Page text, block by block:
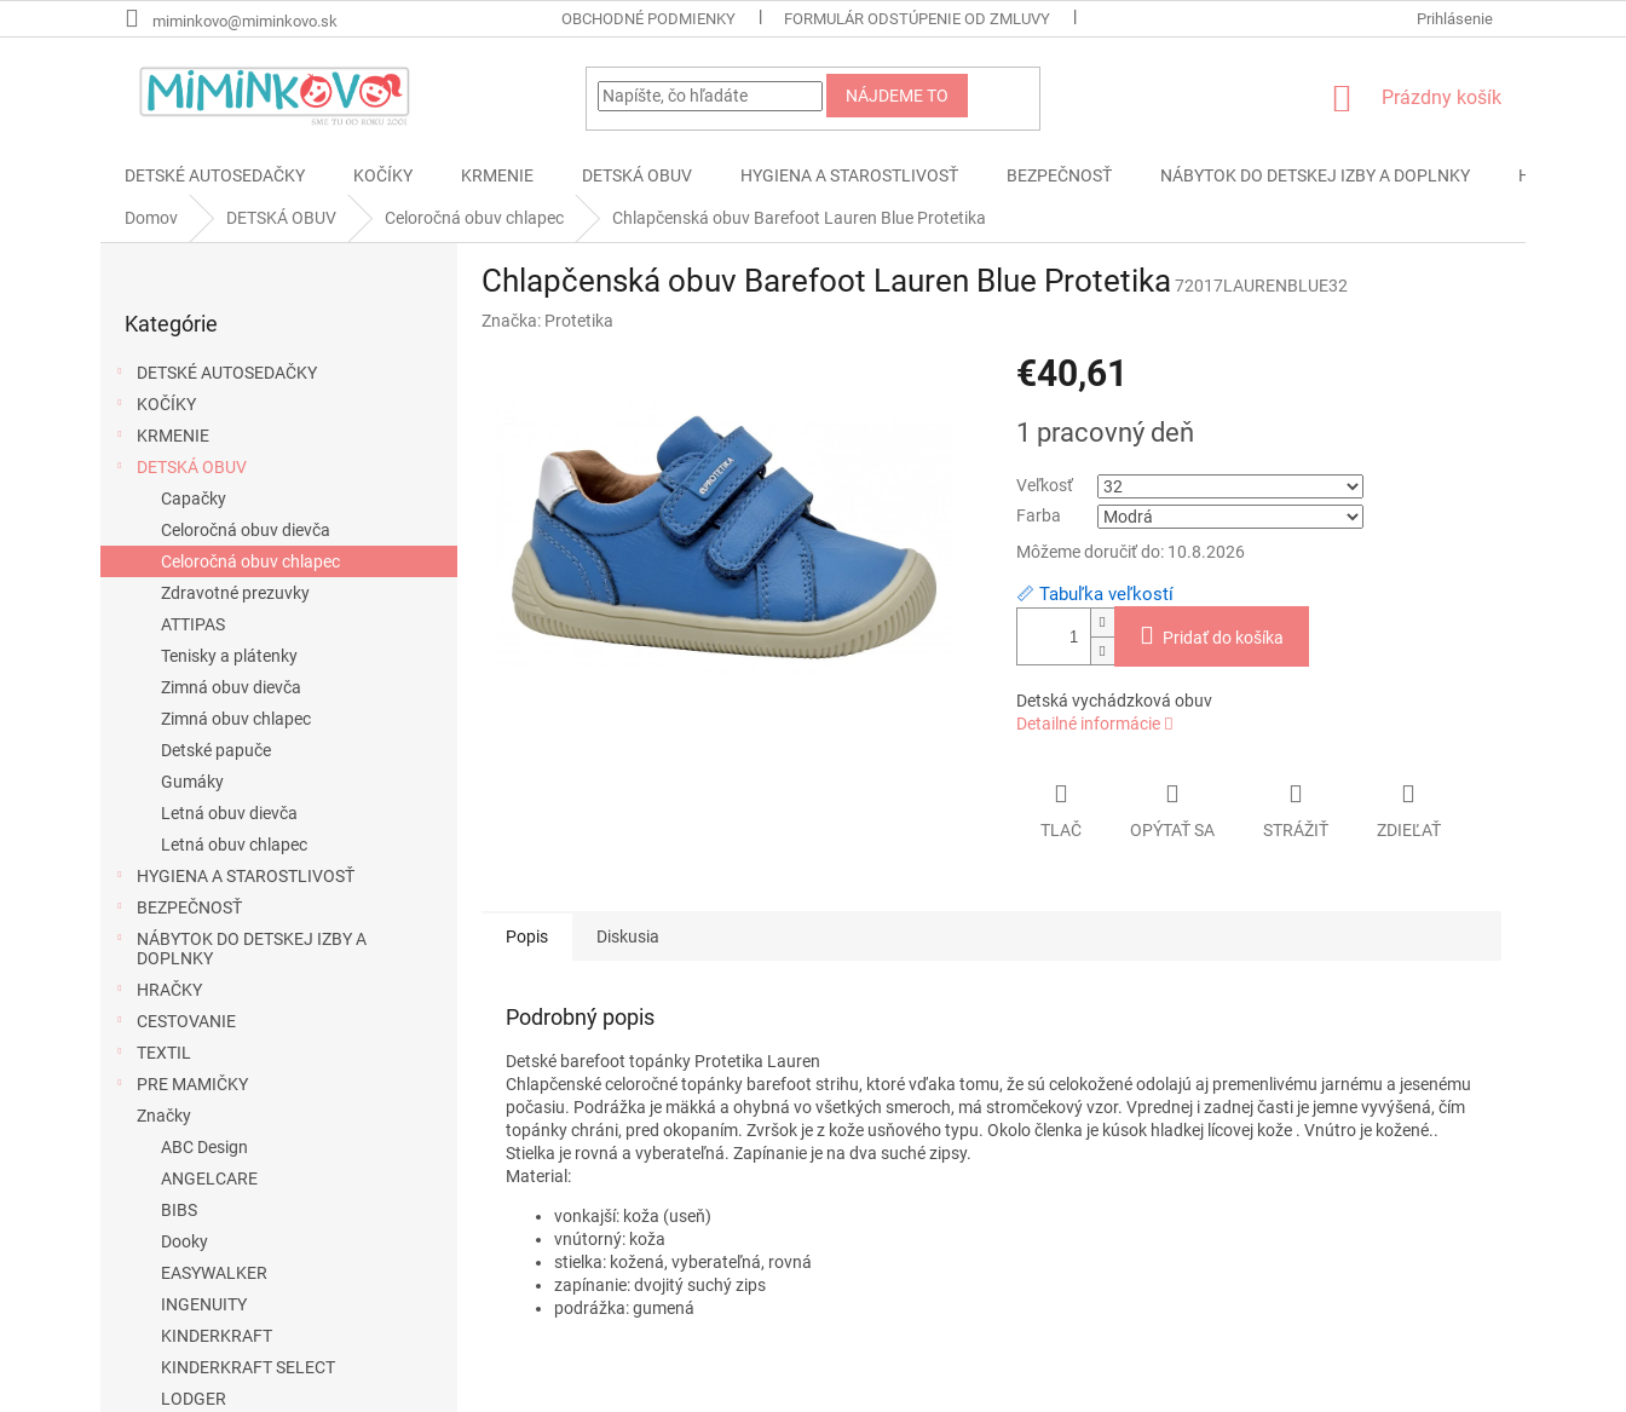
na
miminkovo@miminkovo.sk OBCHODNÉ PODMIENKY FORMULÁR ODSTÚPENIE OD ZMLUVY PODMIENKY OCHRANY OSOBNÝCH
Prihlásenie
NÁJDEME TO
NÁKUPNÝ
Prázdny košík
DETSKÉ AUTOSEDAČKY KOČÍKY KRMENIE DETSKÁ OBUV HYGIENA A STAROSTLIVOSŤ BEZPEČNOSŤ NÁBYTOK DO DETSKEJ IZBY A DOPLNKY HRAČKY
Domov DETSKÁ OBUV Celoročná obuv chlapec Chlapčenská obuv Barefoot Lauren Blue Protetika
kategórie
Kategórie
DETSKÉ AUTOSEDAČKY
KOČÍKY
KRMENIE
DETSKÁ OBUV
Capačky
Celoročná obuv dievča
Celoročná obuv chlapec
Zdravotné prezuvky
ATTIPAS
Tenisky a plátenky
Zimná obuv dievča
Zimná obuv chlapec
Detské papuče
Gumáky
Letná obuv dievča
Letná obuv chlapec
HYGIENA A STAROSTLIVOSŤ
BEZPEČNOSŤ
NÁBYTOK DO DETSKEJ IZBY A
DOPLNKY
HRAČKY
CESTOVANIE
TEXTIL
PRE MAMIČKY
Značky
ABC Design
ANGELCARE
BIBS
Dooky
EASYWALKER
INGENUITY
KINDERKRAFT
KINDERKRAFT SELECT
LODGER
Chlapčenská obuv Barefoot Lauren Blue Protetika 72017LAURENBLUE32
Značka: Protetika
€40,61
cena:
1 pracovný deň
Veľkosť
Farba
Môžeme doručiť do: 10.8.2026
📏 Tabuľka veľkostí
Pridať do košíka
Detská vychádzková obuv
Detailné informácie
TLAČ OPÝTAŤ SA STRÁŽIŤ ZDIEĽAŤ
Popis Diskusia
Podrobný popis
Detské barefoot topánky Protetika Lauren
Chlapčenské celoročné topánky barefoot strihu, ktoré vďaka tomu, že sú celokožené odolajú aj premenlivému jarnému a jesenému
počasiu. Podrážka je mäkká a ohybná vo všetkých smeroch, má stromčekový vzor. Vprednej i zadnej časti je jemne vyvýšená, čím
topánky chráni, pred okopaním. Zvršok je z kože usňového typu. Okolo členka je kúsok hladkej lícovej kože . Vnútro je kožené..
Stielka je rovná a vyberateľná. Zapínanie je na dva suché zipsy.
Material:
vonkajší: koža (useň)
vnútorný: koža
stielka: kožená, vyberateľná, rovná
zapínanie: dvojitý suchý zips
podrážka: gumená